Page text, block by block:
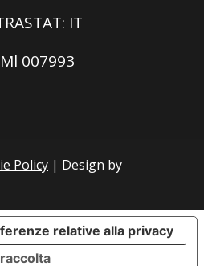
IT
007993
Policy | Design by
relative alla privacy